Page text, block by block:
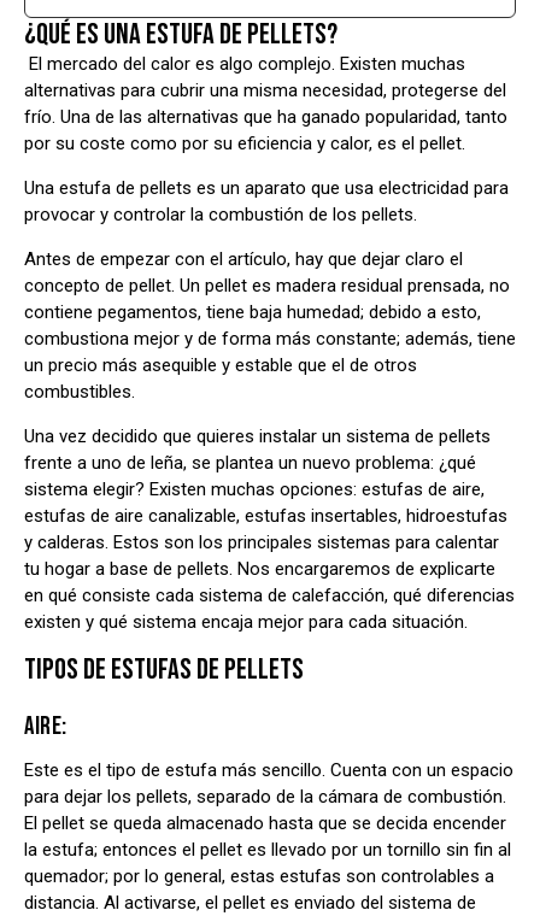
¿QUÉ ES UNA ESTUFA DE PELLETS?
El mercado del calor es algo complejo. Existen muchas
alternativas para cubrir una misma necesidad, protegerse del
frío. Una de las alternativas que ha ganado popularidad, tanto
por su coste como por su eficiencia y calor, es el pellet.
Una estufa de pellets es un aparato que usa electricidad para
provocar y controlar la combustión de los pellets.
Antes de empezar con el artículo, hay que dejar claro el
concepto de pellet. Un pellet es madera residual prensada, no
contiene pegamentos, tiene baja humedad; debido a esto,
combustiona mejor y de forma más constante; además, tiene
un precio más asequible y estable que el de otros
combustibles.
Una vez decidido que quieres instalar un sistema de pellets
frente a uno de leña, se plantea un nuevo problema: ¿qué
sistema elegir? Existen muchas opciones: estufas de aire,
estufas de aire canalizable, estufas insertables, hidroestufas
y calderas. Estos son los principales sistemas para calentar
tu hogar a base de pellets. Nos encargaremos de explicarte
en qué consiste cada sistema de calefacción, qué diferencias
existen y qué sistema encaja mejor para cada situación.
TIPOS DE ESTUFAS DE PELLETS
AIRE:
Este es el tipo de estufa más sencillo. Cuenta con un espacio
para dejar los pellets, separado de la cámara de combustión.
El pellet se queda almacenado hasta que se decida encender
la estufa; entonces el pellet es llevado por un tornillo sin fin al
quemador; por lo general, estas estufas son controlables a
distancia. Al activarse, el pellet es enviado del sistema de